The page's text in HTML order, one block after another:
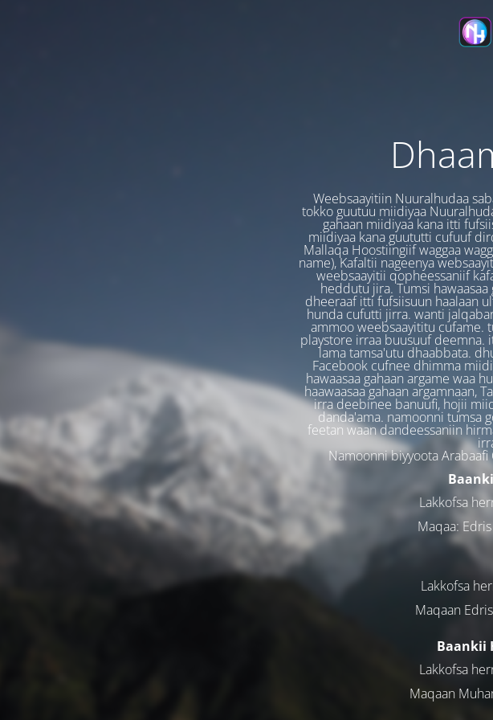
Weebsaayitiin Nuuralhudaa
tokko guutuu miidiyaa
gahaan miidiyaa kana itti
miidiyaa kana guututti cufuuf
Mallaqa Hoostiingiif waggaa
name), Kafaltii nageenya
weebsaayitii qopheessaniif
heddutu jira. Tumsi
dheeraaf itti fufsiisuun haalaan
hunda cufutti jirra. wanti
ammoo weebsaayititu cufame.
playstore irraa buusuuf deemna.
lama tamsa'utu dhaabbata.
Facebook cufnee dhimma
hawaasaa gahaan argame waa
haawaasaa gahaan argamnaan,
irra deebinee banuufi, hojii
danda'ama. namoonni tumsa
feetan waan dandeessaniin
Namoonni biyyoota
Lakkofsa
Maqaa:
Lakkofsa
Maqaan
Baankii
Lakkofsa
Maqaan